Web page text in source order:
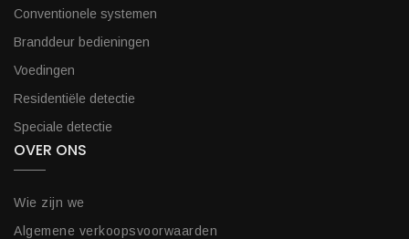
Conventionele systemen
Branddeur bedieningen
Voedingen
Residentiële detectie
Speciale detectie
OVER ONS
Wie zijn we
Algemene verkoopsvoorwaarden